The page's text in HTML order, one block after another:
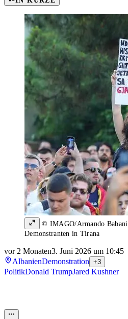
© IMAGO/Armando Babani
Demonstranten in Tirana
vor 2 Monaten3. Juni 2026 um 10:45
AlbanienDemonstration +3
PolitikDonald TrumpJared Kushner